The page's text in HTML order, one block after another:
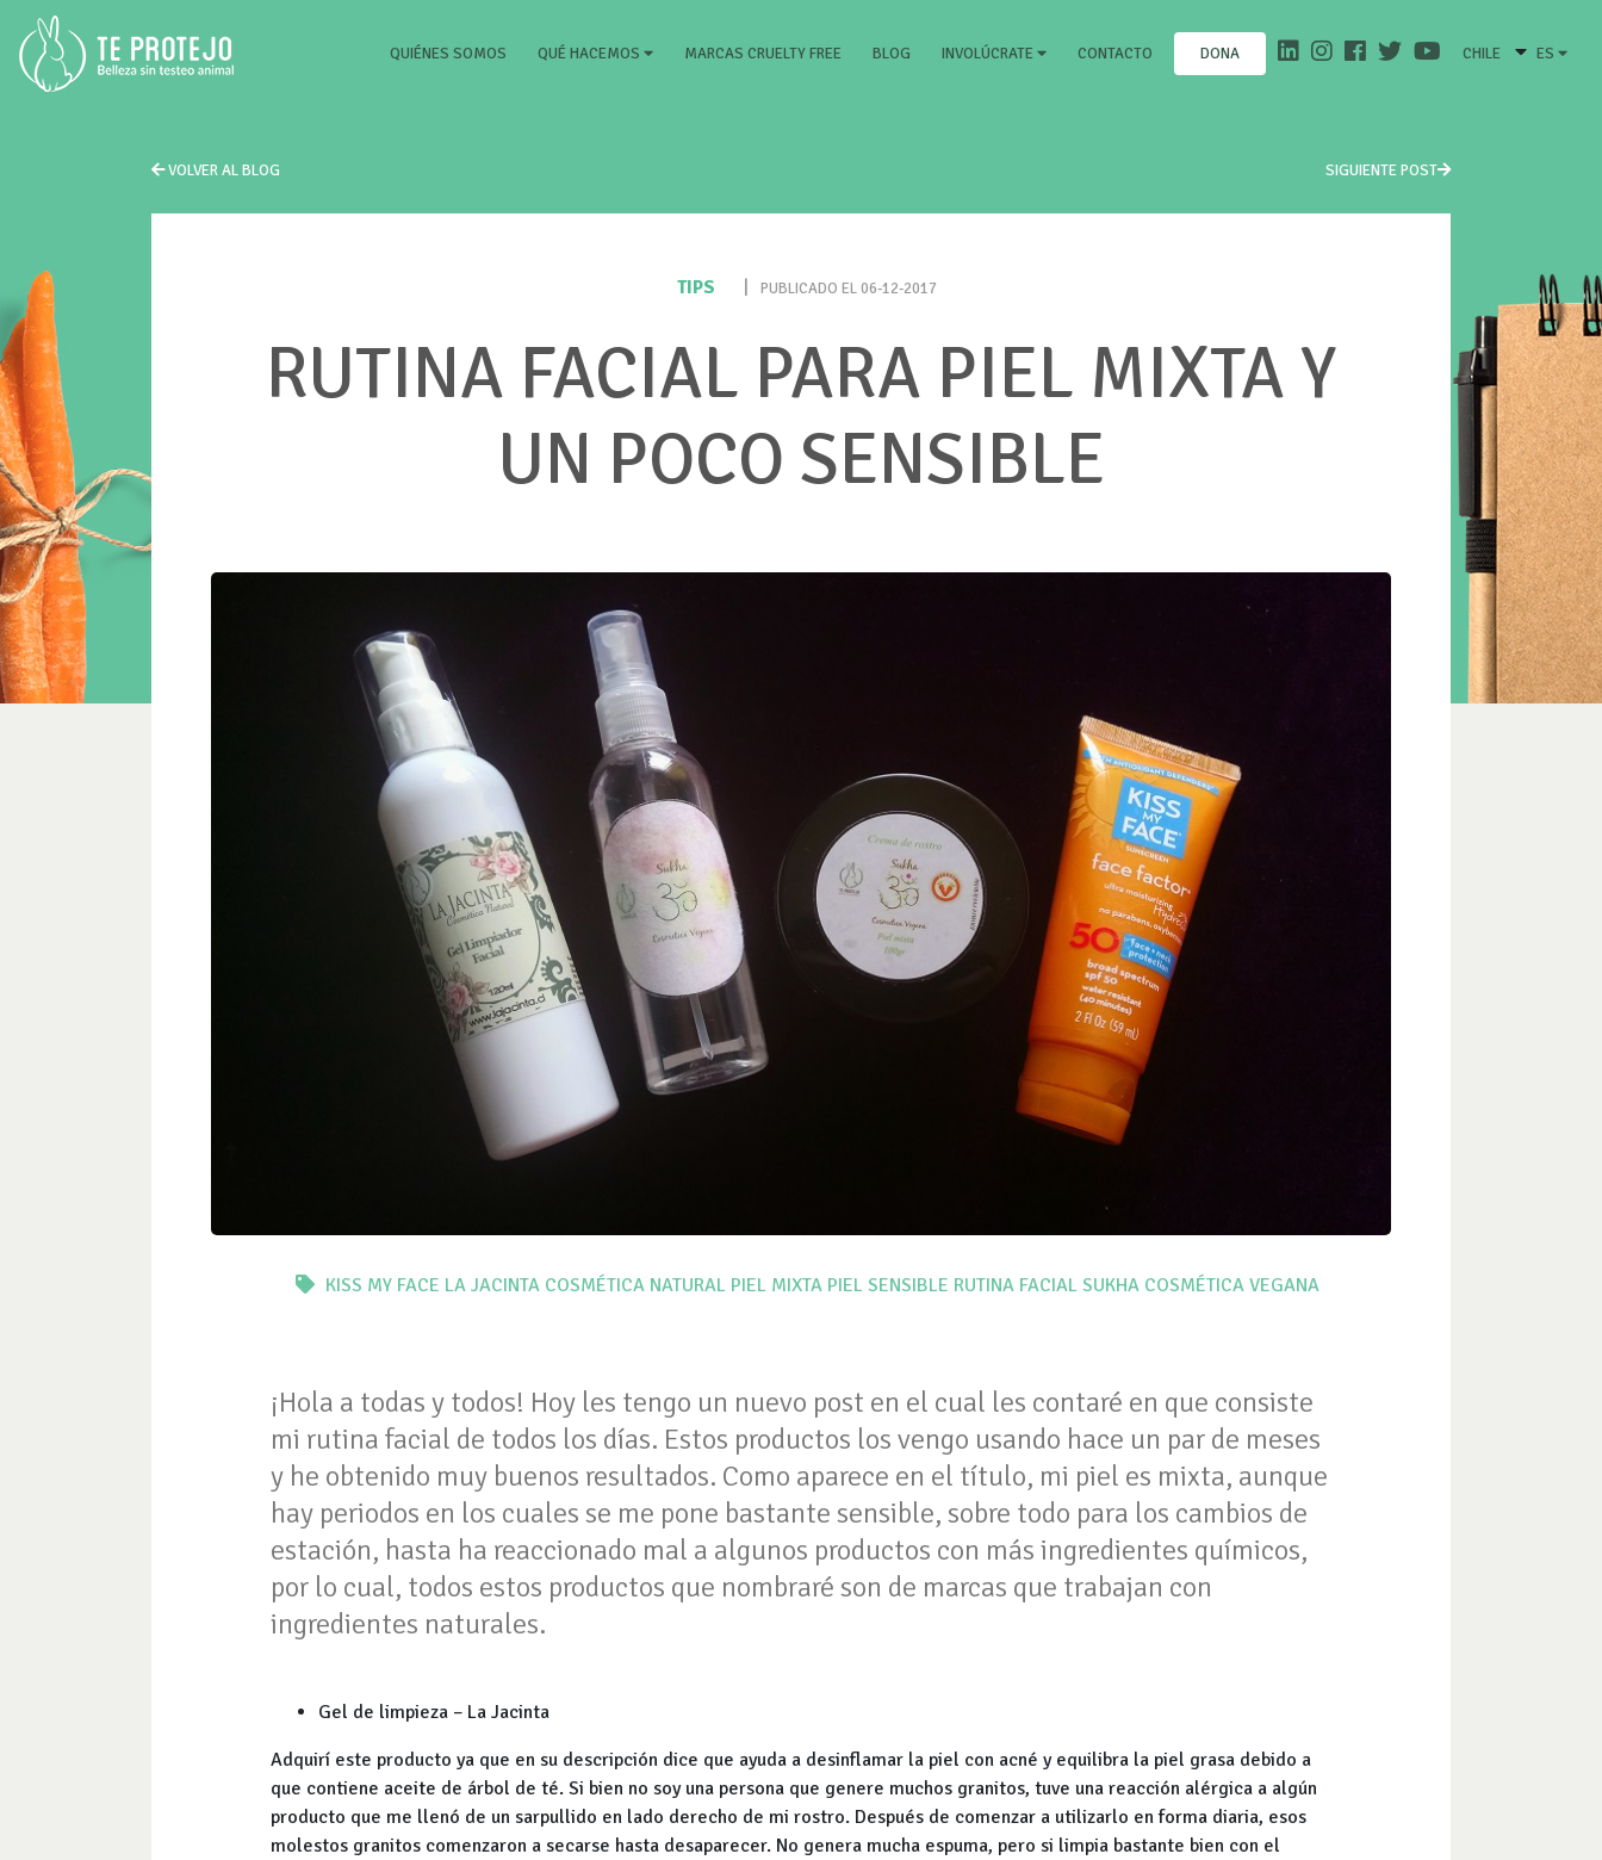
QUIÉNES SOMOS (CURRENT)
QUÉ HACEMOS MARCAS CRUELTY FREE BLOG INVOLÚCRATE CONTACTO DONA CHILE ES
VOLVER AL BLOG SIGUIENTE POST
TIPS PUBLICADO EL 06-12-2017
RUTINA FACIAL PARA PIEL MIXTA Y
UN POCO SENSIBLE
KISS MY FACE LA JACINTA COSMÉTICA NATURAL PIEL MIXTA PIEL SENSIBLE RUTINA FACIAL SUKHA COSMÉTICA VEGANA
¡Hola a todas y todos! Hoy les tengo un nuevo post en el cual les contaré en que consiste
mi rutina facial de todos los días. Estos productos los vengo usando hace un par de meses
y he obtenido muy buenos resultados. Como aparece en el título, mi piel es mixta, aunque
hay periodos en los cuales se me pone bastante sensible, sobre todo para los cambios de
estación, hasta ha reaccionado mal a algunos productos con más ingredientes químicos,
por lo cual, todos estos productos que nombraré son de marcas que trabajan con
ingredientes naturales.
Gel de limpieza – La Jacinta
Adquirí este producto ya que en su descripción dice que ayuda a desinflamar la piel con acné y equilibra la piel grasa debido a
que contiene aceite de árbol de té. Si bien no soy una persona que genere muchos granitos, tuve una reacción alérgica a algún
producto que me llenó de un sarpullido en lado derecho de mi rostro. Después de comenzar a utilizarlo en forma diaria, esos
molestos granitos comenzaron a secarse hasta desaparecer. No genera mucha espuma, pero si limpia bastante bien con el